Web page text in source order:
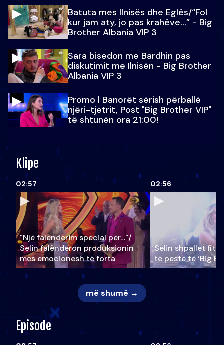
Batuta mes Ilnisës dhe Eglës/“Fol
kur jam aty, jo pas krahëve…” - Big
Brother Albania VIP 3
Sara bisedon me Bardhin pas
diskutimit me Ilnisën - Big Brother
Albania VIP 3
Promo l Banorët sërish përballë
njëri-tjetrit, Post "Big Brother VIP"
të shtunën ora 21:00!
Klipe
02:57
"Një falenderim special për…"/
Selin falënderon produksionin
mes emocionesh të forta
02:56
Selin shpallet
të pestë të ‘Big
më shumë →
Episode